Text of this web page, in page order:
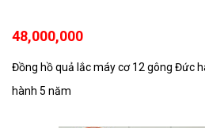
48,000,000
Đồng hồ quả lắc máy cơ 12 gông Đức
hành 5 năm